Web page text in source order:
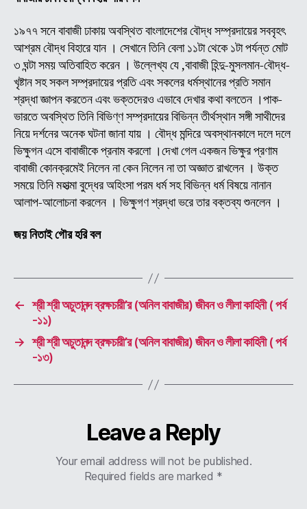
১৯৭৭ সনে বাবাজী ঢাকায় অবস্থিত বাংলাদেশের বৌদ্ধ সম্প্রদায়ের সববৃহৎ
আশ্রম বৌদ্ধ বিহারে যান । সেখানে তিনি বেলা ১১টা থেকে ১টা পর্যন্ত মোট
৩ ঘন্টা সময় অতিবাহিত করেন । উল্লেখ্য যে ,বাবাজী হিন্দু-মুসলমান-বৌদ্ধ-
খৃষ্টান সহ সকল সম্প্রদায়ের প্রতি এবং সকলের ধর্মস্থানের প্রতি সমান
শ্রদ্ধা জ্ঞাপন করতেন এবং ভক্তদেরও এভাবে দেখার কথা বলতেন ।পাক-
ভারতে অবস্থিত তিনি বিভিণ্ণ সম্প্রদায়ের বিভিন্ন তীর্থস্থান সঙ্গী সাথীদের
নিয়ে দর্শনের অনেক ঘটনা জানা যায় । বৌদ্ধ মন্দিরে অবস্থানকালে দলে দলে
ভিক্ষুগন এসে বাবাজীকে প্রনাম করলো ।দেখা গেল একজন ভিক্ষুর প্রণাম
বাবাজী কোনক্রমেই নিলেন না কেন নিলেন না তা অজ্ঞাত রাখলেন । উক্ত
সময়ে তিনি মহাত্মা বুদ্ধের অহিংসা পরম ধর্ম সহ বিভিন্ন ধর্ম বিষয়ে নানান
আলাপ-আলোচনা করলেন । ভিক্ষুগণ শ্রদ্ধা ভরে তার বক্তব্য শুনলেন ।
জয় নিতাই গৌর হরি বল
← শ্রী শ্রী অচুতানন্দ ব্রক্ষচারী’র (অনিল বাবাজীর) জীবন ও লীলা কাহিনী ( পর্ব
-১১)
→ শ্রী শ্রী অচুতানন্দ ব্রক্ষচারী’র (অনিল বাবাজীর) জীবন ও লীলা কাহিনী ( পর্ব
-১৩)
Leave a Reply
Your email address will not be published.
Required fields are marked *